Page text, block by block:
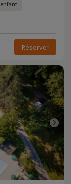
enfant
Réserver